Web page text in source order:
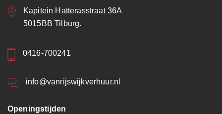
Kapitein Hatterasstraat 36A
5015BB Tilburg.
0416-700241
info@vanrijswijkverhuur.nl
Openingstijden